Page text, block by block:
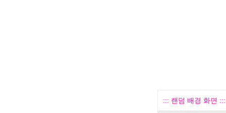
::: 랜덤 배경 화면 :::